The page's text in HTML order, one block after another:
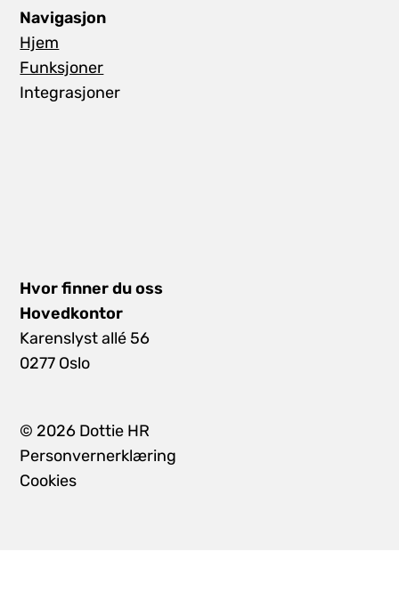
Navigasjon
Hjem
Funksjoner
Integrasjoner
Hvor finner du oss
Hovedkontor
Karenslyst allé 56
0277 Oslo
© 2026 Dottie HR
Personvernerklæring
Cookies